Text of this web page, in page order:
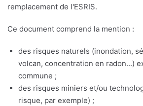
remplacement de l'ESRIS.
Ce document comprend la mention :
des risques naturels (inondation,
volcan, concentration en radon...)
commune ;
des risques miniers et/ou
risque, par exemple) ;